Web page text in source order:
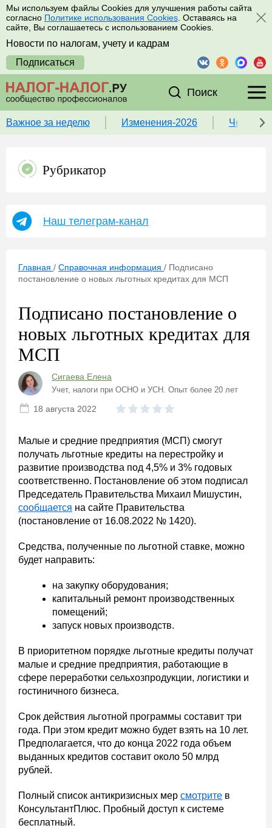
Мы используем файлы Cookies для улучшения работы сайта
согласно Политике использования Cookies . Оставаясь на
сайте, Вы соглашаетесь с использованием Cookies.
Новости по налогам, учету и кадрам
Подписаться
Поиск
Важное за неделю Изменения-2026 Чек-
Рубрикатор
Наш телеграм-канал
Главная / Справочная информация / Подписано
постановление о новых льготных кредитах для МСП
Подписано постановление о
новых льготных кредитах для
МСП
Сигаева Елена
Учет, налоги при ОСНО и УСН. Опыт более 20 лет
18 августа 2022
Малые и средние предприятия (МСП) смогут
получать льготные кредиты на перестройку и
развитие производства под 4,5% и 3% годовых
соответственно. Постановление об этом подписал
Председатель Правительства Михаил Мишустин,
сообщается на сайте Правительства
(постановление от 16.08.2022 № 1420).
Средства, полученные по льготной ставке, можно
будет направить:
на закупку оборудования;
капитальный ремонт производственных
помещений;
запуск новых производств.
В приоритетном порядке льготные кредиты получат
малые и средние предприятия, работающие в
сфере переработки сельхозпродукции, логистики и
гостиничного бизнеса.
Срок действия льготной программы составит три
года. При этом кредит можно будет взять на 10 лет.
Предполагается, что до конца 2022 года объем
выданных кредитов составит около 50 млрд
рублей.
Полный список антикризисных мер смотрите в
КонсультантПлюс. Пробный доступ к системе
бесплатный.